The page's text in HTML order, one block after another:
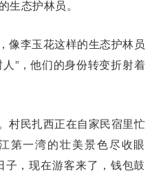
生态护林员。
像李玉花这样的生态护林员
”，他们的身份转变折射着
村民扎西正在自家民宿里忙
第一湾的壮美景色尽收眼
子，现在游客来了，钱包鼓